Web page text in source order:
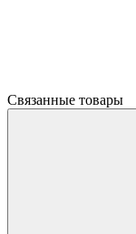
Связанные товары